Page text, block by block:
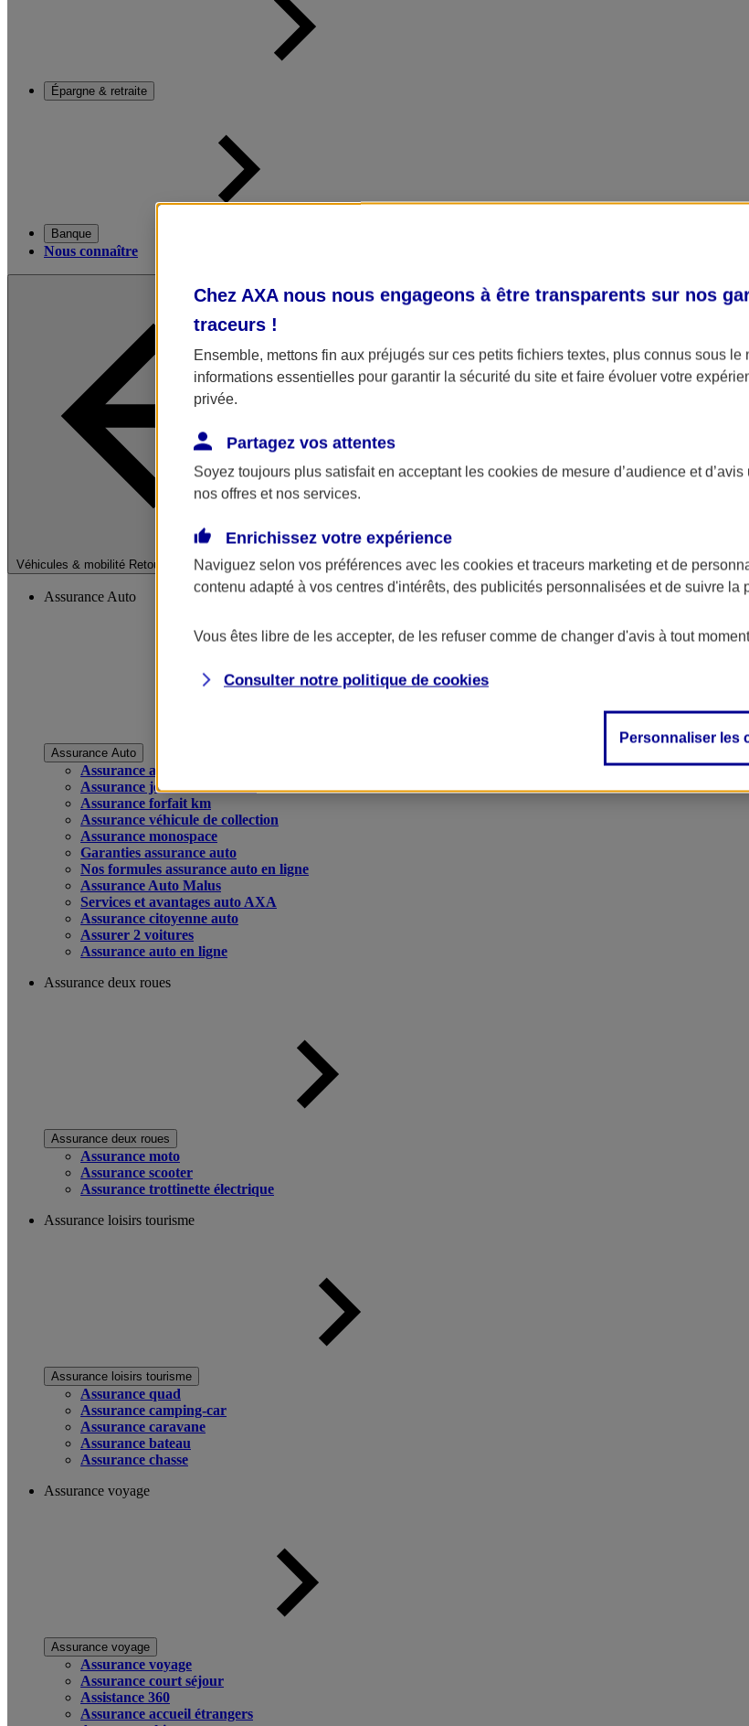
Épargne & retraite
Banque
Nous connaître
Véhicules & mobilité Retour à la section précédente
Fermer le menu principal
Assurance Auto
Assurance Auto
Assurance auto
Assurance jeune conducteur
Assurance forfait km
Assurance véhicule de collection
Assurance monospace
Garanties assurance auto
Nos formules assurance auto en ligne
Assurance Auto Malus
Services et avantages auto AXA
Assurance citoyenne auto
Assurer 2 voitures
Assurance auto en ligne
Assurance deux roues
Assurance deux roues
Assurance moto
Assurance scooter
Assurance trottinette électrique
Assurance loisirs tourisme
Assurance loisirs tourisme
Assurance quad
Assurance camping-car
Assurance caravane
Assurance bateau
Assurance chasse
Assurance voyage
Assurance voyage
Assurance voyage
Assurance court séjour
Assistance 360
Assurance accueil étrangers
Chez AXA nous nous engageons à être transparents sur nos
traceurs !
Ensemble, mettons fin aux préjugés sur ces petits fichiers textes, plus connus sous le
informations essentielles pour garantir la sécurité du site et faire évoluer votre
privée.
Partagez vos attentes
Soyez toujours plus satisfait en acceptant les cookies de mesure d’audience et
nos offres et nos services.
Enrichissez votre expérience
Naviguez selon vos préférences avec les cookies et traceurs marketing et de
contenu adapté à vos centres d'intérêts, des publicités personnalisées et de suivre la
Vous êtes libre de les accepter, de les refuser comme de changer d'avis à tout
Consulter notre politique de cookies
Personnaliser les